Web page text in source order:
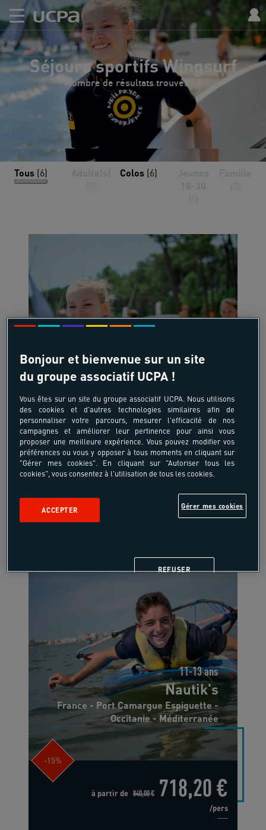
Séjours sportifs Wingsurf
Nombre de résultats trouvés : 6
Tous (6) Colos (6)
12-17 ans
Multi'Sensations
France - Hourtin - Côte Atlantique
-8%
à partir de 815,00 € 749,80 €
7 jours, 6 nuits
11-13 ans
Nautik's
France - Port Camargue Espiguette -
Occitanie - Méditerranée
-15%
à partir de 840,00 € 718,20 €
/pers
Bonjour et bienvenue sur un site
du groupe associatif UCPA !
Vous êtes sur un site du groupe associatif UCPA. Nous utilisons
des cookies et d'autres technologies similaires afin de
personnaliser votre parcours, mesurer l'efficacité de nos
campagnes et améliorer leur pertinence pour ainsi vous
proposer une meilleure expérience. Vous pouvez modifier vos
préférences ou vous y opposer à tous moments en cliquant sur
"Gérer mes cookies". En cliquant sur "Autoriser tous les
cookies", vous consentez à l'utilisation de tous les cookies.
Gérer mes cookies
REFUSER
ACCEPTER